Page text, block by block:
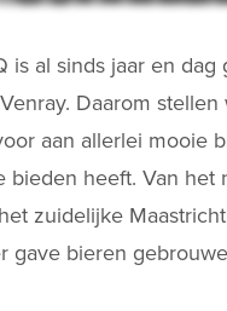
is al sinds jaar en
Daarom
aan allerlei mooie
bieden heeft. Van het
zuidelijke
gave bieren